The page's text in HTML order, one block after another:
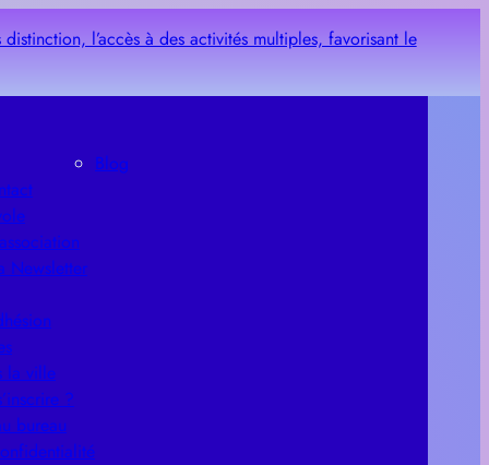
Newsletter
la ville
?
bureau
Blog